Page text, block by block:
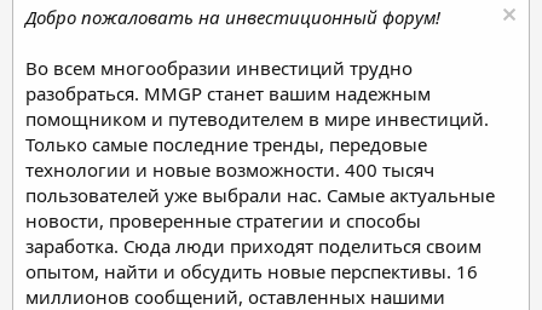
Добро пожаловать на инвестиционный форум!
Во всем многообразии инвестиций трудно
разобраться. MMGP станет вашим надежным
помощником и путеводителем в мире инвестиций.
Только самые последние тренды, передовые
технологии и новые возможности. 400 тысяч
пользователей уже выбрали нас. Самые актуальные
новости, проверенные стратегии и способы
заработка. Сюда люди приходят поделиться своим
опытом, найти и обсудить новые перспективы. 16
миллионов сообщений, оставленных нашими